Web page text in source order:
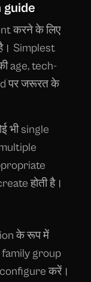
करने के लिए
Simplest
age, tech-
पर जरूरत के
भी single
होती है।
के रूप में
group
करें।